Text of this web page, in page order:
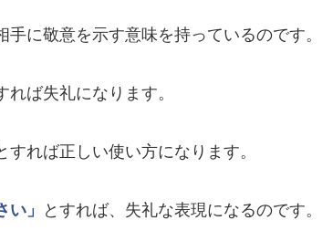
に敬意を示す意味を持っているのです。
ば失礼になります。
すれば正しい使い方になります。
い」 とすれば、失礼な表現になるのです。